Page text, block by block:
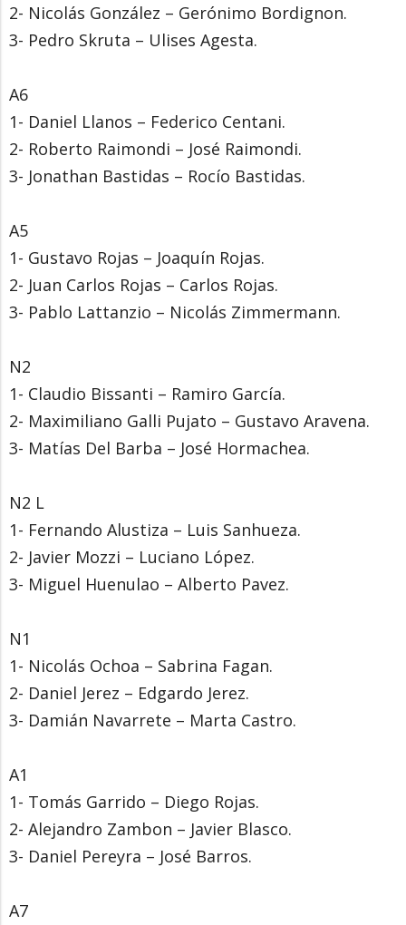
2- Nicolás González – Gerónimo Bordignon.
3- Pedro Skruta – Ulises Agesta.
A6
1- Daniel Llanos – Federico Centani.
2- Roberto Raimondi – José Raimondi.
3- Jonathan Bastidas – Rocío Bastidas.
A5
1- Gustavo Rojas – Joaquín Rojas.
2- Juan Carlos Rojas – Carlos Rojas.
3- Pablo Lattanzio – Nicolás Zimmermann.
N2
1- Claudio Bissanti – Ramiro García.
2- Maximiliano Galli Pujato – Gustavo Aravena.
3- Matías Del Barba – José Hormachea.
N2 L
1- Fernando Alustiza – Luis Sanhueza.
2- Javier Mozzi – Luciano López.
3- Miguel Huenulao – Alberto Pavez.
N1
1- Nicolás Ochoa – Sabrina Fagan.
2- Daniel Jerez – Edgardo Jerez.
3- Damián Navarrete – Marta Castro.
A1
1- Tomás Garrido – Diego Rojas.
2- Alejandro Zambon – Javier Blasco.
3- Daniel Pereyra – José Barros.
A7